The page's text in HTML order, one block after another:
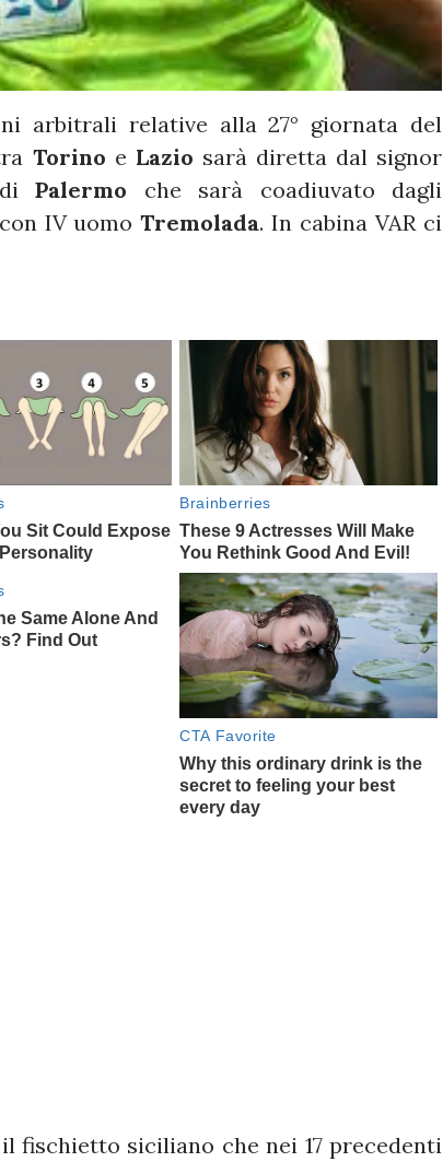
arbitrali relative alla 27° giornata del
Torino e Lazio sarà diretta dal signor
diPalermo che sarà coadiuvato dagli
IV uomoTremolada. In cabina VAR ci
fischietto siciliano che nei 17 precedenti